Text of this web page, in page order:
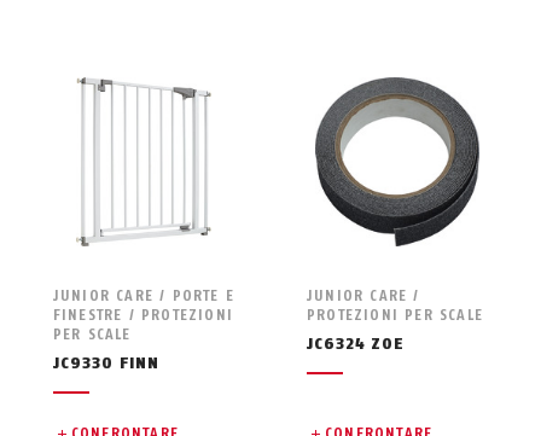
JUNIOR CARE / PORTE E
FINESTRE / PROTEZIONI
PER SCALE
JC9330 FINN
JUNIOR CARE /
PROTEZIONI PER SCALE
JC6324 ZOE